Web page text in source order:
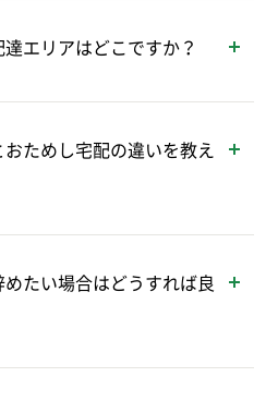
エリアはどこですか？
、新潟の1都11県です。
配達に伺っていない地域がありま
ためし宅配の違いを教え
パルシステムの宅配サー
たい場合はどうすれば良